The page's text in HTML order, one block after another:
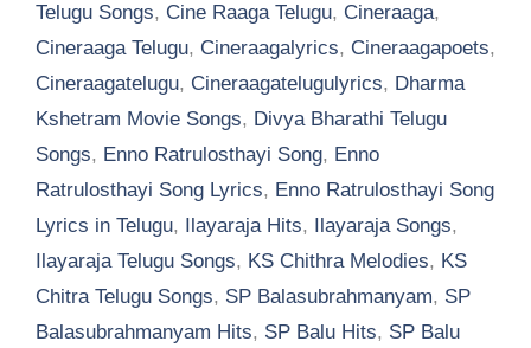
Telugu Songs, Cine Raaga Telugu, Cineraaga,
Cineraaga Telugu, Cineraagalyrics, Cineraagapoets,
Cineraagatelugu, Cineraagatelugulyrics, Dharma
Kshetram Movie Songs, Divya Bharathi Telugu
Songs, Enno Ratrulosthayi Song, Enno
Ratrulosthayi Song Lyrics, Enno Ratrulosthayi Song
Lyrics in Telugu, Ilayaraja Hits, Ilayaraja Songs,
Ilayaraja Telugu Songs, KS Chithra Melodies, KS
Chitra Telugu Songs, SP Balasubrahmanyam, SP
Balasubrahmanyam Hits, SP Balu Hits, SP Balu